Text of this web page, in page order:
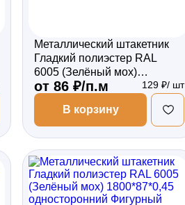
Металлический штакетник
Гладкий полиэстер RAL
6005 (Зелёный мох)
1500*87*0,5 двухсторонний
Прямой
от 86 ₽/п.м 129 ₽/ шт
В корзину